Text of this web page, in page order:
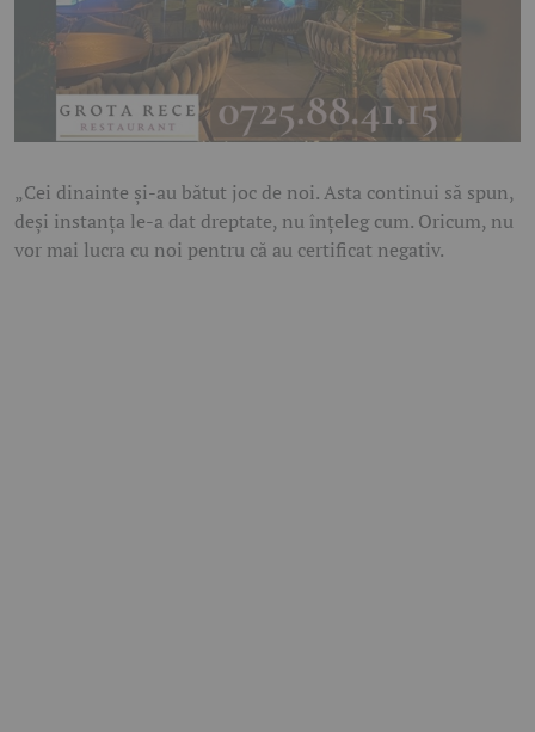
„Cei dinainte și-au bătut joc de noi. Asta continui să spun,
deși instanța le-a dat dreptate, nu înțeleg cum. Oricum, nu
vor mai lucra cu noi pentru că au certificat negativ.